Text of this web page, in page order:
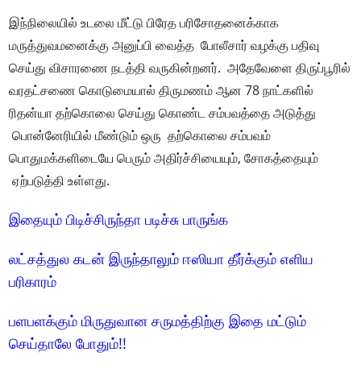
இந்நிலையில் உடலை மீட்டு பிரேத பரிசோதனைக்காக
மருத்துவமனைக்கு அனுப்பி வைத்த போலீசார் வழக்கு பதிவு
செய்து விசாரணை நடத்தி வருகின்றனர். அதேவேளை திருப்பூரில்
வரதட்சணை கொடுமையால் திருமணம் ஆன 78 நாட்களில்
ரிதன்யா தற்கொலை செய்து கொண்ட சம்பவத்தை அடுத்து
பொன்னேரியில் மீண்டும் ஒரு தற்கொலை சம்பவம்
பொதுமக்களிடையே பெரும் அதிர்ச்சியையும், சோகத்தையும்
ஏற்படுத்தி உள்ளது.
இதையும் பிடிச்சிருந்தா படிச்சு பாருங்க
லட்சத்துல கடன் இருந்தாலும் ஈஸியா தீர்க்கும் எளிய
பரிகாரம்
பளபளக்கும் மிருதுவான சருமத்திற்கு இதை மட்டும்
செய்தாலே போதும்!!